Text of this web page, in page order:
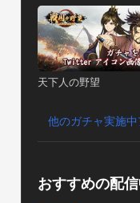
天下人の野望
他のガチャ実施
おすすめの配